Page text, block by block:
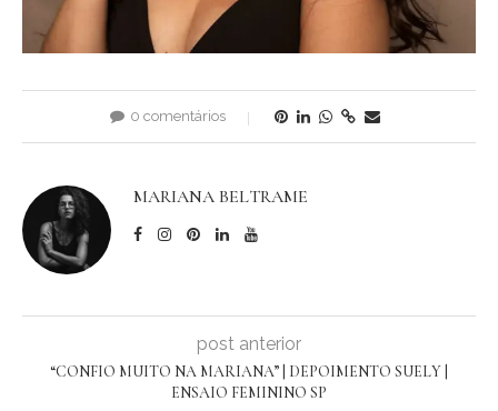
0 comentários
MARIANA BELTRAME
post anterior
“CONFIO MUITO NA MARIANA” | DEPOIMENTO SUELY |
ENSAIO FEMININO SP